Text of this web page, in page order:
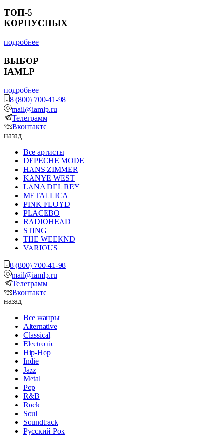
ТОП-5
КОРПУСНЫХ
подробнее
ВЫБОР
IAMLP
подробнее
8 (800) 700-41-98
mail@iamlp.ru
Телеграмм
Вконтакте
назад
Все артисты
DEPECHE MODE
HANS ZIMMER
KANYE WEST
LANA DEL REY
METALLICA
PINK FLOYD
PLACEBO
RADIOHEAD
STING
THE WEEKND
VARIOUS
8 (800) 700-41-98
mail@iamlp.ru
Телеграмм
Вконтакте
назад
Все жанры
Alternative
Classical
Electronic
Hip-Hop
Indie
Jazz
Metal
Pop
R&B
Rock
Soul
Soundtrack
Русский Рок